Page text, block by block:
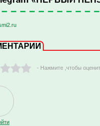
- Нажмите ,чтобы